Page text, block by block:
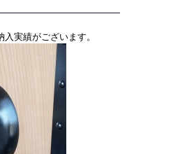
実績がございます。